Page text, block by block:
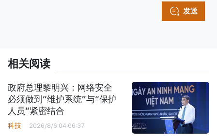
发送
相关阅读
政府总理黎明兴：网络安全
必须做到“维护系统”与“保护
人员”紧密结合
科技 2026/8/6 04:06:37